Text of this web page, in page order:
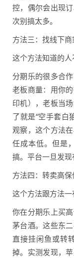
控，偶尔会出现
次别搞太多。
方法三：找线下
这个方法知道的人
分期乐的很多合
老板商量：用你
印机），老板当
了就是“空手套
观察，这个方法
任成本低。但是
搞。平台一旦发现
方法四：转卖高
这个方法跟方法一
你在分期乐上买
茅台酒。这些东
直接挂闲鱼或转
掉。实测发现，